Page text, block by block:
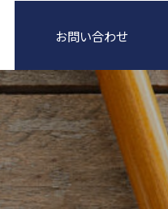
お問い合わせ